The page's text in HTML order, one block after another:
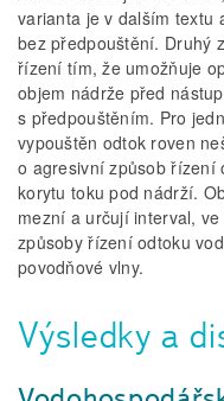
varianta je v dalším textu
bez předpouštění. Druhý
řízení tím, že umožňuje
objem nádrže před
s předpouštěním. Pro
vypouštěn odtok roven
o agresivní způsob řízení
korytu toku pod nádrží.
mezní a určují interval,
způsoby řízení odtoku
povodňové vlny.
Výsledky a